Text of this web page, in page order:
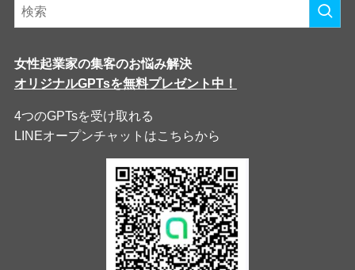
女性起業家の集客のお悩み解決
オリジナルGPTsを無料プレゼント中！
4つのGPTsを受け取れる
LINEオープンチャットはこちらから